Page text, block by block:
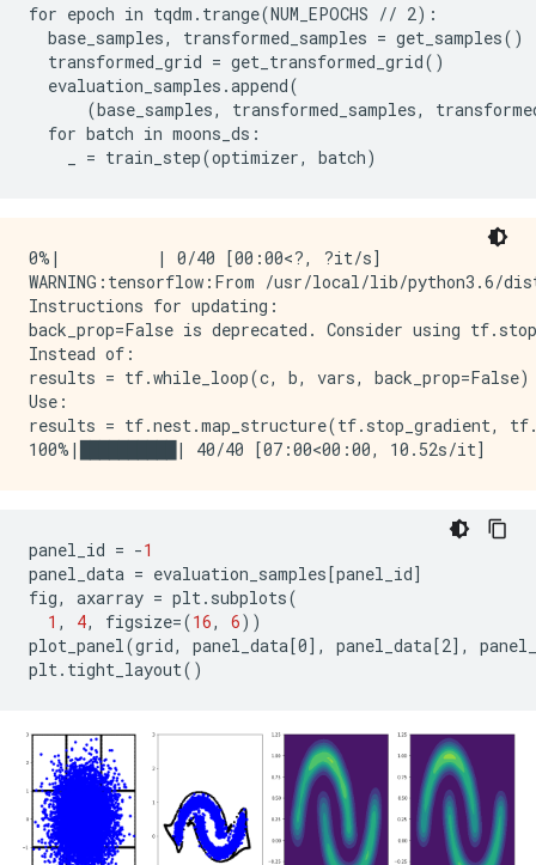
for epoch in tqdm.trange(NUM_EPOCHS // 2):
  base_samples, transformed_samples = get_samples()
  transformed_grid = get_transformed_grid()
  evaluation_samples.append(
(base_samples, transformed_samples,
  for batch in moons_ds:
0%|          | 0/40 [00:00<?, ?it/s]
WARNING:tensorflow:From /usr/local/lib/python3.6/
Instructions for updating:
back_prop=False is deprecated. Consider using
Instead of:
results = tf.while_loop(c, b, vars, back_prop=False)
Use:
results = tf.nest.map_structure(tf.stop_gradient,
panel_id = -1
panel_data = evaluation_samples[panel_id]
fig, axarray = plt . subplots(
1 , 4, figsize=(16, 6))
plot_panel (grid, panel_data[0] , panel_data[2] ,
plt . tight_layout()